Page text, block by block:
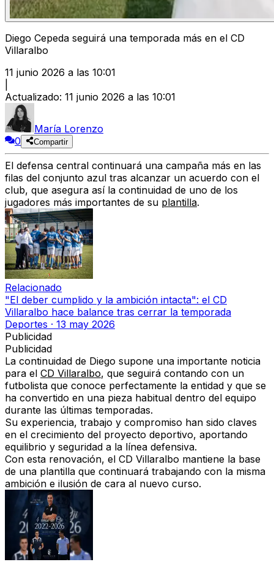
Diego Cepeda seguirá una temporada más en el CD
Villaralbo
11 junio 2026 a las 10:01
Actualizado: 11 junio 2026 a las 10:01
María Lorenzo
0
Compartir
El defensa central continuará una campaña más en las
filas del conjunto azul tras alcanzar un acuerdo con el
club, que asegura así la continuidad de uno de los
jugadores más importantes de su plantilla.
Relacionado
"El deber cumplido y la ambición intacta": el CD
Villaralbo hace balance tras cerrar la temporada
Deportes · 13 may 2026
Publicidad
Publicidad
La continuidad de Diego supone una importante noticia
para el CD Villaralbo, que seguirá contando con un
futbolista que conoce perfectamente la entidad y que se
ha convertido en una pieza habitual dentro del equipo
durante las últimas temporadas.
Su experiencia, trabajo y compromiso han sido claves
en el crecimiento del proyecto deportivo, aportando
equilibrio y seguridad a la línea defensiva.
Con esta renovación, el CD Villaralbo mantiene la base
de una plantilla que continuará trabajando con la misma
ambición e ilusión de cara al nuevo curso.